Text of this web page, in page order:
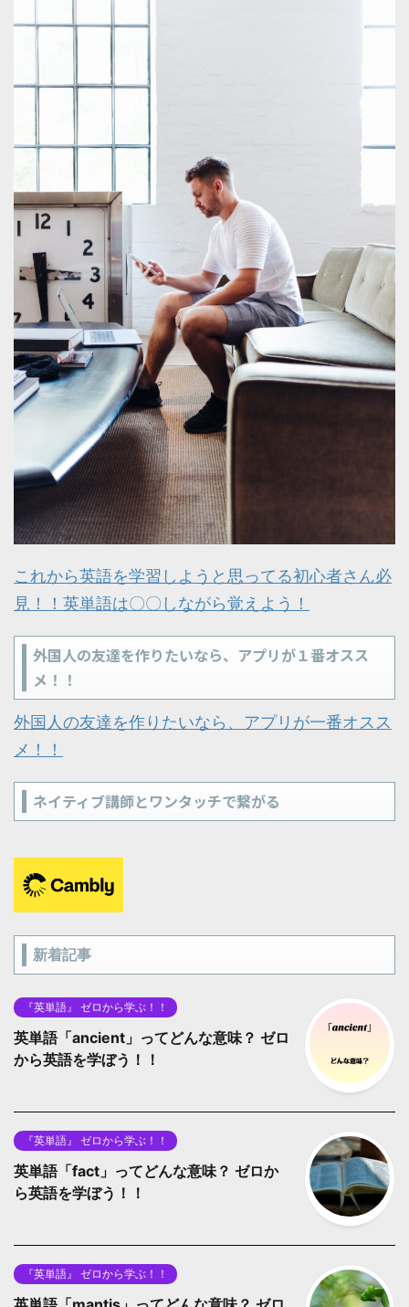
これから英語を学習しようと思ってる初心者さん必
見！！英単語は〇〇しながら覚えよう！
外国人の友達を作りたいなら、アプリが１番オスス
メ！！
外国人の友達を作りたいなら、アプリが一番オスス
メ！！
ネイティブ講師とワンタッチで繋がる
新着記事
『英単語』 ゼロから学ぶ！！
英単語「ancient」ってどんな意味？ ゼロ
から英語を学ぼう！！
『英単語』 ゼロから学ぶ！！
英単語「fact」ってどんな意味？ ゼロか
ら英語を学ぼう！！
『英単語』 ゼロから学ぶ！！